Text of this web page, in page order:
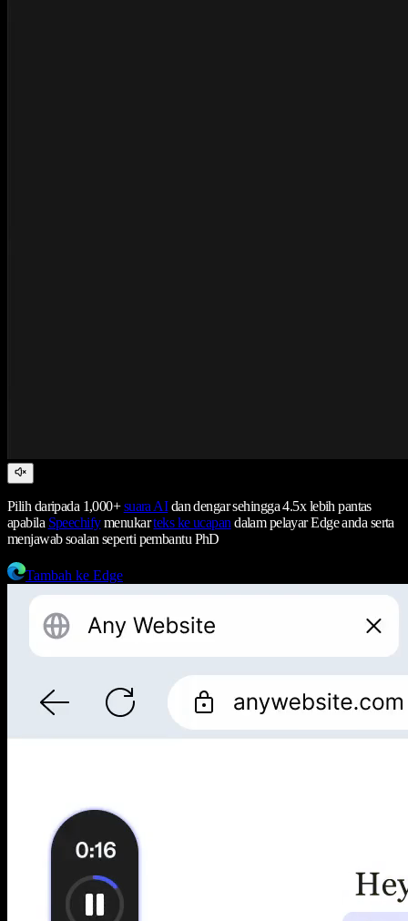
Pilih daripada 1,000+suara AIdan dengar sehingga 4.5x lebih pantas
apabila Speechifymenukarteks ke ucapan dalam pelayar Edge anda serta
menjawab soalan seperti pembantu PhD
Tambah ke Edge